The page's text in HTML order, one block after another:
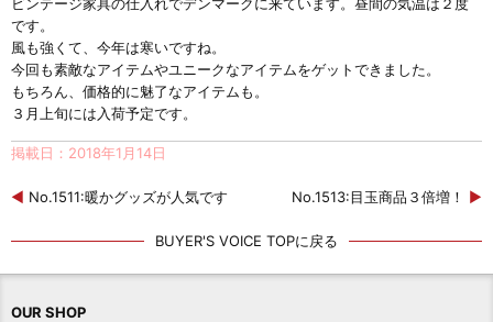
です。
風も強くて、今年は寒いですね。
今回も素敵なアイテムやユニークなアイテムをゲットできました。
もちろん、価格的に魅了なアイテムも。
３月上旬には入荷予定です。
掲載日：2018年1月14日
◀ No.1511:暖かグッズが人気です No.1513:目玉商品３倍増！ ▶
BUYER'S VOICE TOPに戻る
OUR SHOP